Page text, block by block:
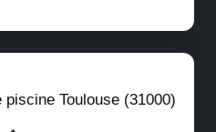
Toulouse (31000)